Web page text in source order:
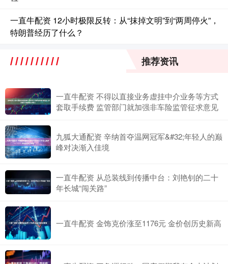
一直牛配资 12小时极限反转：从“抹掉文明”到“两周停火”，
特朗普经历了什么？
推荐资讯
一直牛配资 不得以直接业务虚挂中介业务等方式
套取手续费 监管部门就加强非车险监管征求意见
九狐大通配资 辛纳首夺温网冠军&#32;年轻人的巅
峰对决渐入佳境
一直牛配资 从总装线到传播中台：刘艳钊的二十
年长城“闯关路”
一直牛配资 金饰克价涨至1176元 金价创历史新高